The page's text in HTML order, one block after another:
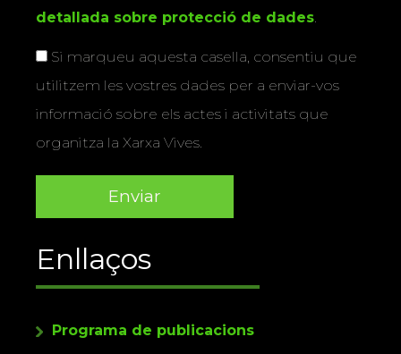
detallada sobre protecció de dades.
Si marqueu aquesta casella, consentiu que
utilitzem les vostres dades per a enviar-vos
informació sobre els actes i activitats que
organitza la Xarxa Vives.
Enllaços
Programa de publicacions